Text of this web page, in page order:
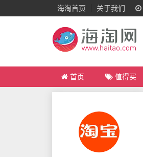
海淘首页 关于我们
首页 值得买